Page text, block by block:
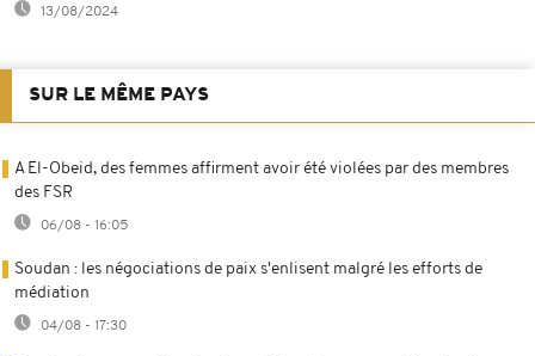
13/08/2024
SUR LE MÊME PAYS
A El-Obeid, des femmes affirment avoir été violées par des membres
des FSR
06/08 - 16:05
Soudan : les négociations de paix s'enlisent malgré les efforts de
médiation
04/08 - 17:30